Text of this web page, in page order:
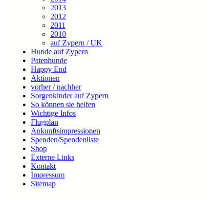
2013
2012
2011
2010
auf Zypern / UK
Hunde auf Zypern
Patenhunde
Happy End
Aktionen
vorher / nachher
Sorgenkinder auf Zypern
So können sie helfen
Wichtige Infos
Flugplan
Ankunftsimpressionen
Spenden/Spendenliste
Shop
Externe Links
Kontakt
Impressum
Sitemap